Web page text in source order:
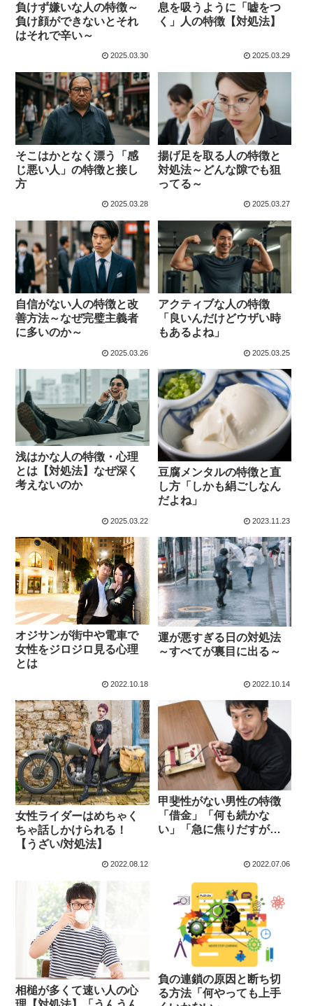
負けず嫌いな人の特徴～
負け顔ができないとそれ
はそれで辛い～
2025.03.30
息を吸うように「嘘をつ
く」人の特徴【対処法】
2025.03.29
そこはかとなく漂う「感
じ悪い人」の特徴と接し
方
2025.03.28
揚げ足を取る人の特徴と
対処法～どんな隙でも狙
ってる～
2025.03.27
自信がない人の特徴と改
善方法～なぜ完璧主義者
に多いのか～
2025.03.26
アクティブな人の特徴
「良いんだけどウザい時
もあるよね」
2025.03.25
浅はかな人の特徴・心理
とは【対処法】なぜ深く
考えないのか
2025.03.22
豆腐メンタルの特徴と直
し方「しかも絹ごしなん
だよね」
2023.11.23
オジサンが街中や電車で
女性をジロジロ見る心理
とは
2022.10.18
運が悪すぎる日の対処法
～すべてが裏目に出る～
2022.10.14
女性ライダーはめちゃく
ちゃ話しかけられる！
【うざい/対処法】
2022.08.12
甲斐性がない男性の特徴
「借金」「何も続かな
い」「急に焦りだすが、
2022.07.06
相槌が多くて速い人の心
負の連鎖の原因と断ち切
る方法「何やっても上手